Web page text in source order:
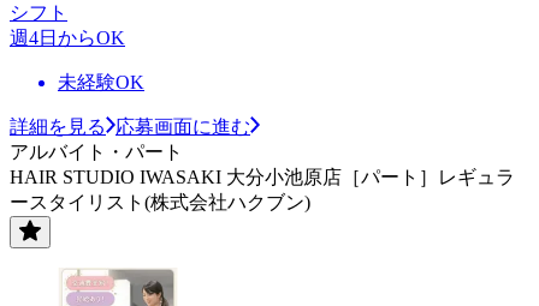
シフト
週4日からOK
未経験OK
詳細を見る
応募画面に進む
アルバイト・パート
HAIR STUDIO IWASAKI 大分小池原店［パート］レギュラ
ースタイリスト(株式会社ハクブン)